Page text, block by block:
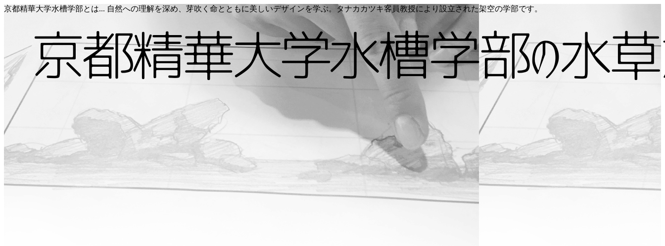
京都精華大学水槽学部とは... 自然への理解を深め、芽吹く命とともに美しいデザインを学ぶ。タナカカツキ客員教授により設立された架空の学部です。